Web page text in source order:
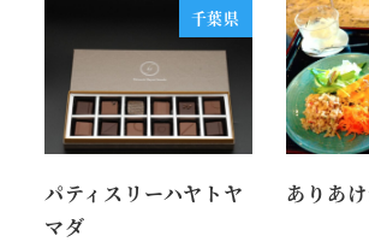
千葉県
パティスリーハヤトヤ
マダ
ありあ